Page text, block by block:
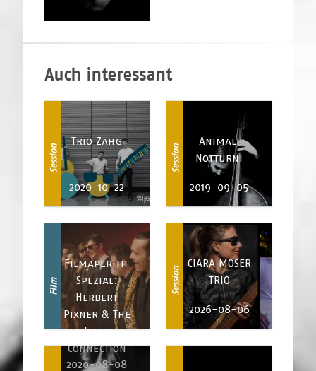
Auch interessant
Session
Trio Zahg
2020-10-22
Session
Animali
Notturni
2019-09-05
Film
Filmaperitif
Spezial:
Herbert
Pixner & The
Italo
Connection
2020-08-08
Session
CIARA MOSER
TRIO
2026-08-06